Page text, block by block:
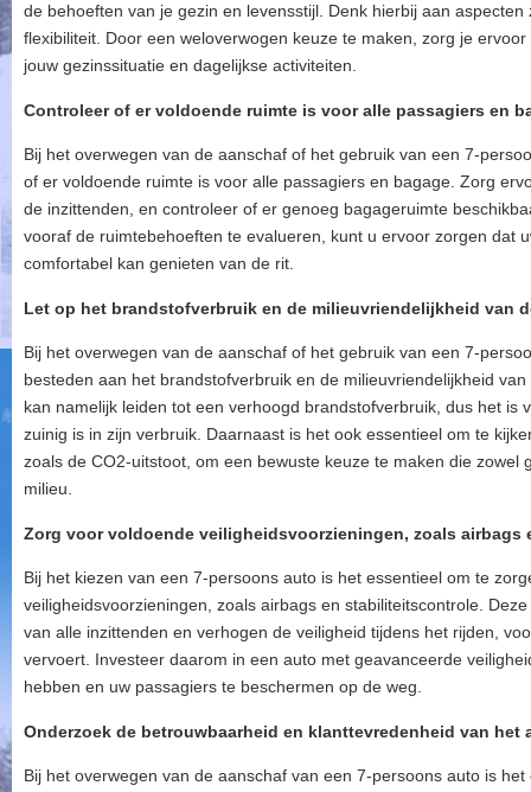
de behoeften van je gezin en levensstijl. Denk hierbij aan
flexibiliteit. Door een weloverwogen keuze te maken, zorg je
jouw gezinssituatie en dagelijkse activiteiten.
Controleer of er voldoende ruimte is voor alle passagiers en
Bij het overwegen van de aanschaf of het gebruik van een 7-
of er voldoende ruimte is voor alle passagiers en bagage. Zorg
de inzittenden, en controleer of er genoeg bagageruimte
vooraf de ruimtebehoeften te evalueren, kunt u ervoor zorgen dat
comfortabel kan genieten van de rit.
Let op het brandstofverbruik en de milieuvriendelijkheid van
Bij het overwegen van de aanschaf of het gebruik van een 7-
besteden aan het brandstofverbruik en de milieuvriendelijkheid
kan namelijk leiden tot een verhoogd brandstofverbruik, dus het is
zuinig is in zijn verbruik. Daarnaast is het ook essentieel om te
zoals de CO2-uitstoot, om een bewuste keuze te maken die zowel
milieu.
Zorg voor voldoende veiligheidsvoorzieningen, zoals
Bij het kiezen van een 7-persoons auto is het essentieel om te
veiligheidsvoorzieningen, zoals airbags en stabiliteitscontrole.
van alle inzittenden en verhogen de veiligheid tijdens het rijden,
vervoert. Investeer daarom in een auto met geavanceerde
hebben en uw passagiers te beschermen op de weg.
Onderzoek de betrouwbaarheid en klanttevredenheid van het
Bij het overwegen van de aanschaf van een 7-persoons auto is